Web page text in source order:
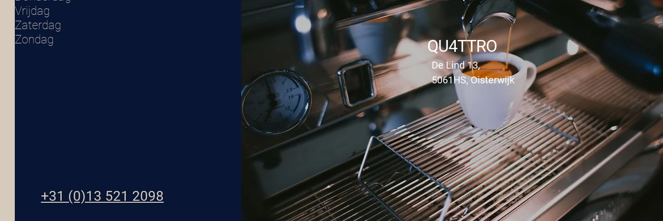
Vrijdag
Zaterdag
Zondag
10:00 - 18:00
10:00 - 18:00
10:00 - 17:00
GESLOTEN
+31 (0)13 521 2098 Info@qu4ttro.nl
QU4TTRO
De Lind 13,
5061HS, Oisterwijk